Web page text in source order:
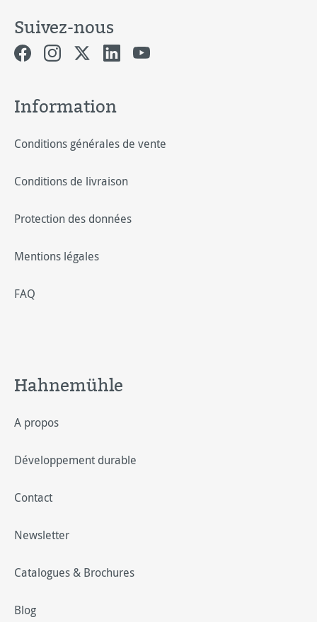
Suivez-nous
Information
Conditions générales de vente
Conditions de livraison
Protection des données
Mentions légales
FAQ
Hahnemühle
A propos
Développement durable
Contact
Newsletter
Catalogues & Brochures
Blog